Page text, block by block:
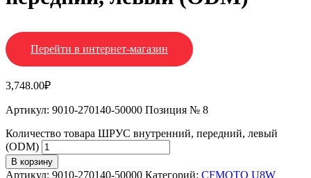
Перейти в интернет-магазин
3,748.00₽
Артикул: 9010-270140-50000 Позиция № 8
Количество товара ШРУС внутренний, передний, левый
(ODM)
В корзину
Артикул: 9010-270140-50000 Категорий: CFMOTO U8W